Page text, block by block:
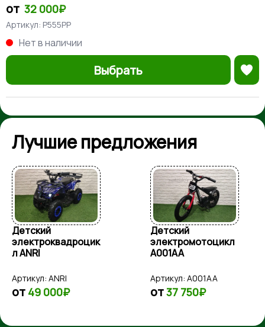
от 32 000₽
Артикул: P555PP
Выбрать
Нет в наличии
Лучшие предложения
Детский
электромотоцикл
A001AA
Артикул: A001AA
от 37 750₽
Детский
электромобиль
Mercedes G63
Rocket Edition
Z999ZZ
Артикул: Z999ZZ
от20 100₽